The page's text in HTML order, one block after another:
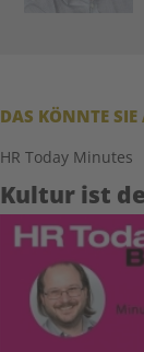
DAS KÖNNTE SIE
HR Today Minutes
Kultur ist
Image